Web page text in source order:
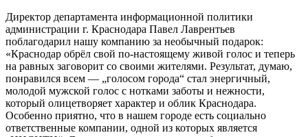
Директор департамента информационной политики
администрации г. Краснодара Павел Лаврентьев
поблагодарил нашу компанию за необычный подарок:
«Краснодар обрёл свой по-настоящему живой голос и теперь
на равных заговорит со своими жителями. Результат, думаю,
понравился всем — „голосом города“ стал энергичный,
молодой мужской голос с нотками заботы и нежности,
который олицетворяет характер и облик Краснодара.
Особенно приятно, что в нашем городе есть социально
ответственные компании, одной из которых является